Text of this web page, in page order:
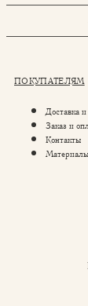
ПОКУПАТЕЛЯМ
Доставка и
Заказ и
Контакты
Материалы